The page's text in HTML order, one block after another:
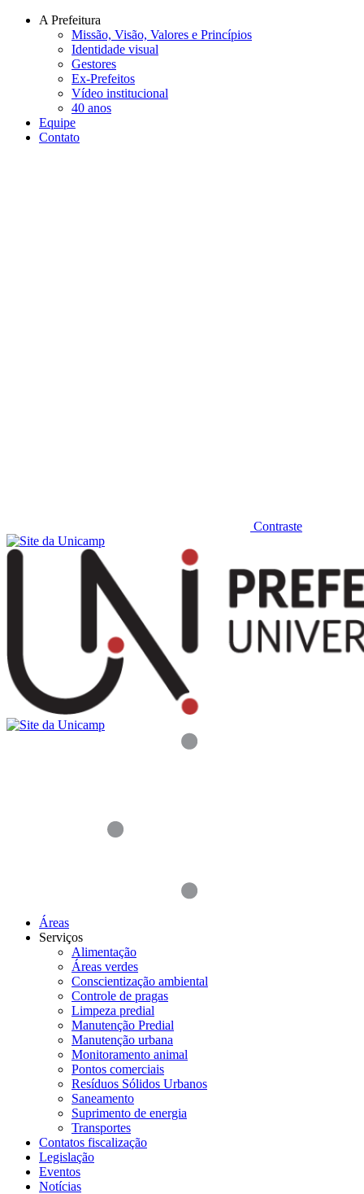
Conteúdo principal
A Prefeitura
Missão, Visão, Valores e Princípios
Identidade visual
Gestores
Ex-Prefeitos
Vídeo institucional
40 anos
Equipe
Contato
Contraste
Áreas
Serviços
Alimentação
Áreas verdes
Conscientização ambiental
Controle de pragas
Limpeza predial
Manutenção Predial
Manutenção urbana
Monitoramento animal
Pontos comerciais
Resíduos Sólidos Urbanos
Saneamento
Suprimento de energia
Transportes
Contatos fiscalização
Legislação
Eventos
Notícias